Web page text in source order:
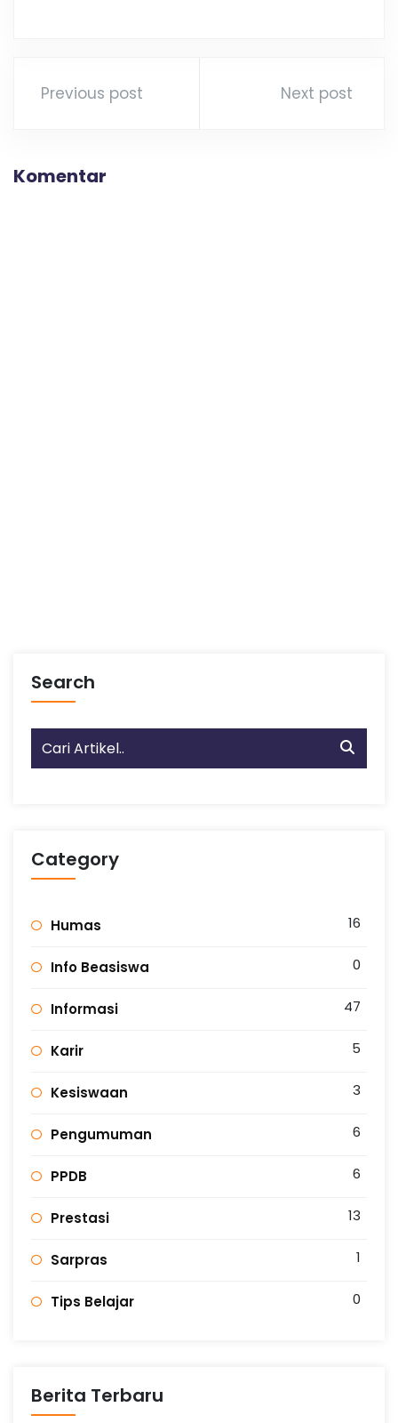
Previous post Next post
Komentar
Search
Category
Humas 16
Info Beasiswa 0
Informasi 47
Karir 5
Kesiswaan 3
Pengumuman 6
PPDB 6
Prestasi 13
Sarpras 1
Tips Belajar 0
Berita Terbaru